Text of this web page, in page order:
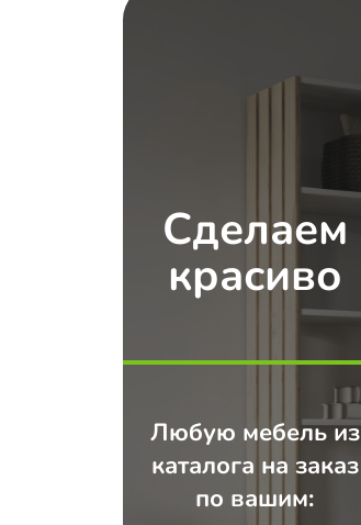
Сделаем
красиво
Любую мебель из
каталога на заказ
по вашим: